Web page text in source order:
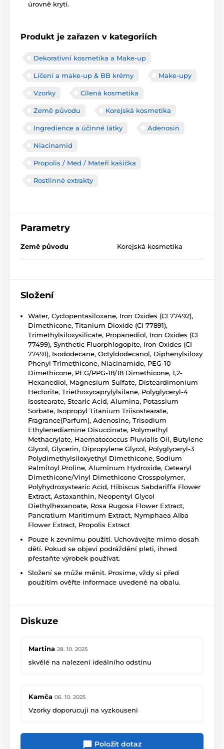
úrovně krytí.
Produkt je zařazen v kategoriích
Dekorativní kosmetika a Make-up
Líčení a make-up & BB krémy Make-upy
Vzorky Cílená kosmetika
Země původu Korejská kosmetika
Ingredience a účinné látky Adenosin
Niacinamid
Propolis / Med / Mateří kašička
Rostlinné extrakty
Parametry
Země původu Korejská kosmetika
Složení
Water, Cyclopentasiloxane, Iron Oxides (CI 77492),
Dimethicone, Titanium Dioxide (CI 77891),
Trimethylsiloxysilicate, Propanediol, Iron Oxides (CI
77499), Synthetic Fluorphlogopite, Iron Oxides (CI
77491), Isododecane, Octyldodecanol, Diphenylsiloxy
Phenyl Trimethicone, Niacinamide, PEG-10
Dimethicone, PEG/PPG-18/18 Dimethicone, 1,2-
Hexanediol, Magnesium Sulfate, Disteardimonium
Hectorite, Triethoxycaprylylsilane, Polyglyceryl-4
Isostearate, Stearic Acid, Alumina, Potassium
Sorbate, Isopropyl Titanium Triisostearate,
Fragrance(Parfum), Adenosine, Trisodium
Ethylenediamine Disuccinate, Polymethyl
Methacrylate, Haematococcus Pluvialis Oil, Butylene
Glycol, Glycerin, Dipropylene Glycol, Polyglyceryl-3
Polydimethylsiloxyethyl Dimethicone, Sodium
Palmitoyl Proline, Aluminum Hydroxide, Cetearyl
Dimethicone/Vinyl Dimethicone Crosspolymer,
Polyhydroxystearic Acid, Hibiscus Sabdariffa Flower
Extract, Astaxanthin, Neopentyl Glycol
Diethylhexanoate, Rosa Rugosa Flower Extract,
Pancratium Maritimum Extract, Nymphaea Alba
Flower Extract, Propolis Extract
Pouze k zevnímu použití. Uchovávejte mimo dosah
dětí. Pokud se objeví podráždění pleti, ihned
přestaňte výrobek používat.
Složení se může měnit. Prosíme, vždy si před
použitím ověřte informace uvedené na obalu.
Diskuze
Martina 28. 10. 2025
skvělé na nalezení ideálního odstínu
Kamča 06. 10. 2025
Vzorky doporucuji na vyzkouseni
Položit dotaz